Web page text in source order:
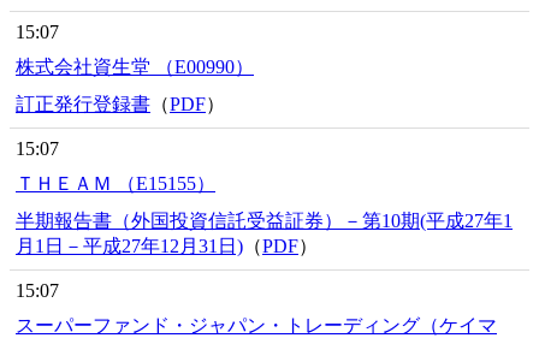
15:07
株式会社資生堂 （E00990）
訂正発行登録書 （PDF）
15:07
ＴＨＥＡＭ （E15155）
半期報告書（外国投資信託受益証券）－第10期(平成27年1
月1日－平成27年12月31日) （PDF）
15:07
スーパーファンド・ジャパン・トレーディング（ケイマ